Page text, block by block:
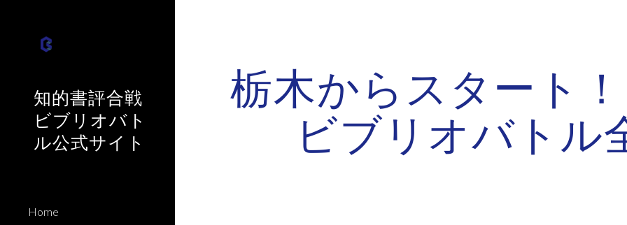
知的書評合戦
ビブリオバト
ル公式サイト
Home
栃木からスタート
ビブリオバトル